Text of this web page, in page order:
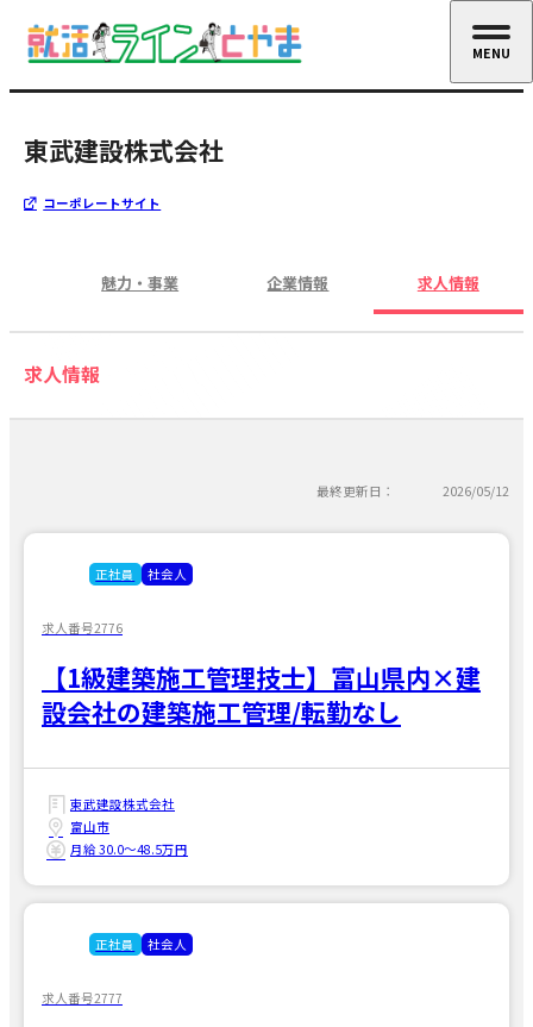
東武建設株式会社
コーポレートサイト
魅力・事業 企業情報 求人情報
求人情報
最終更新日： 2026/05/12
正社員 社会人
求人番号2776
【1級建築施工管理技士】富山県内×建
設会社の建築施工管理/転勤なし
東武建設株式会社
富山市
月給 30.0〜48.5万円
正社員 社会人
求人番号2777
MENU